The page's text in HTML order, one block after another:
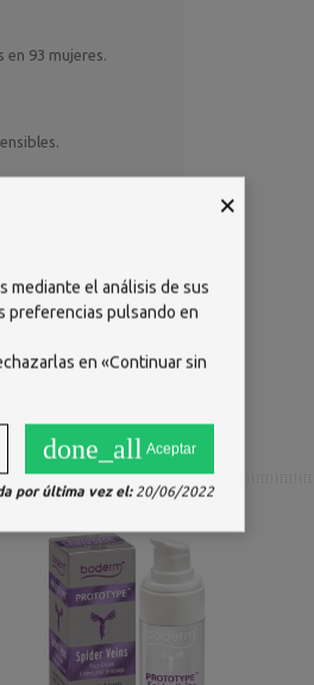
93 mujeres.
C18-36 ACID GLYCOL
CAPRYLATE. RED 6
×
mediante el análisis de sus
preferencias pulsando en
en «Continuar sin
done_all Aceptar
por última vez el:20/06/2022